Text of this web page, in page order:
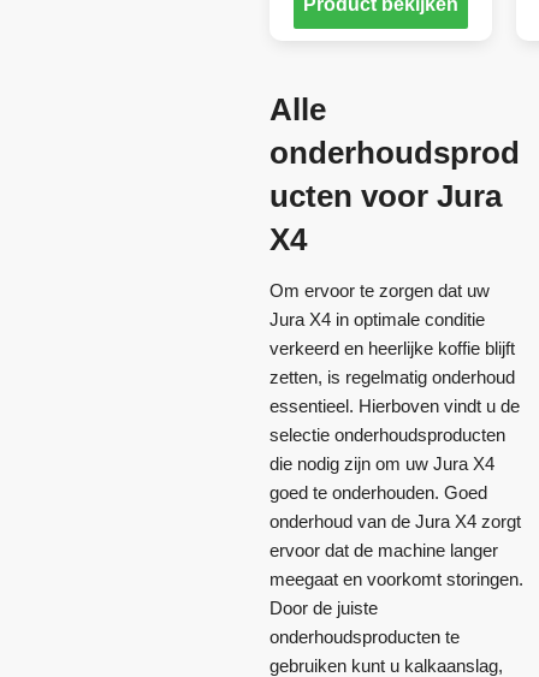
Product bekijken
Alle
onderhoudsprod
ucten voor Jura
X4
Om ervoor te zorgen dat uw
Jura X4 in optimale conditie
verkeerd en heerlijke koffie blijft
zetten, is regelmatig onderhoud
essentieel. Hierboven vindt u de
selectie onderhoudsproducten
die nodig zijn om uw Jura X4
goed te onderhouden. Goed
onderhoud van de Jura X4 zorgt
ervoor dat de machine langer
meegaat en voorkomt storingen.
Door de juiste
onderhoudsproducten te
gebruiken kunt u kalkaanslag,